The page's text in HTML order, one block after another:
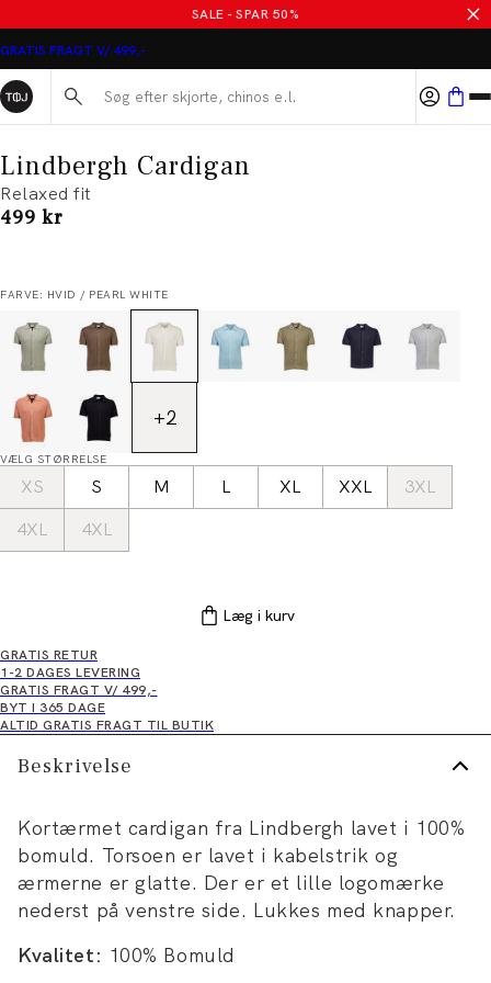
SALE - SPAR 50%
GRATIS FRAGT V/ 499,-
Søg her...
Lindbergh Cardigan
Relaxed fit
I alt (inkl. rabat)
499 kr
FARVE: HVID / PEARL WHITE
+2
VÆLG STØRRELSE
XS S M L XL XXL
3XL
4XL
4XL
Læg i kurv
GRATIS RETUR
1-2 DAGES LEVERING
GRATIS FRAGT V/ 499,-
BYT I 365 DAGE
ALTID GRATIS FRAGT TIL BUTIK
Beskrivelse
Kortærmet cardigan fra Lindbergh lavet i 100%
bomuld. Torsoen er lavet i kabelstrik og
ærmerne er glatte. Der er et lille logomærke
nederst på venstre side. Lukkes med knapper.
Kvalitet: 100% Bomuld